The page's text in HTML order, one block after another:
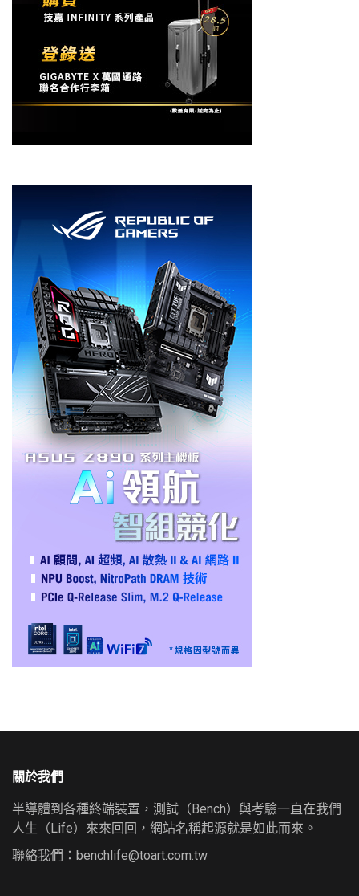
關於我們
半導體到各種終端裝置，測試（Bench）與考驗一直在我們
人生（Life）來來回回，網站名稱起源就是如此而來。
聯絡我們： benchlife@toart.com.tw